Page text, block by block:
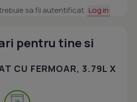
sa fii autentificat. Log in
pentru tine si
CU FERMOAR, 3.79L X